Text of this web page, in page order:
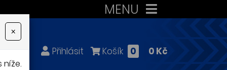
MENU
Přihlásit Košík 0 0 Kč
×
níže.